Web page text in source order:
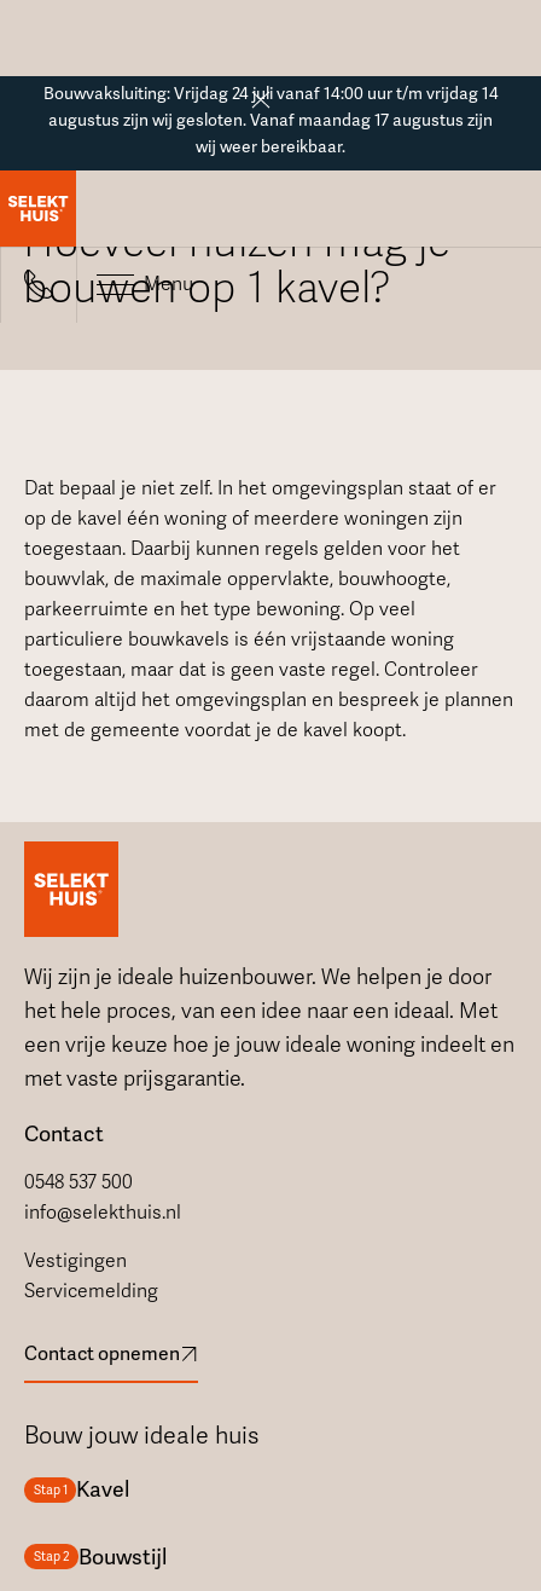
Bouwvaksluiting: Vrijdag 24 juli vanaf 14:00 uur t/m vrijdag 14
augustus zijn wij gesloten. Vanaf maandag 17 augustus zijn
wij weer bereikbaar.
Menu
Hoeveel huizen mag je
bouwen op 1 kavel?
Dat bepaal je niet zelf. In het omgevingsplan staat of er
op de kavel één woning of meerdere woningen zijn
toegestaan. Daarbij kunnen regels gelden voor het
bouwvlak, de maximale oppervlakte, bouwhoogte,
parkeerruimte en het type bewoning. Op veel
particuliere bouwkavels is één vrijstaande woning
toegestaan, maar dat is geen vaste regel. Controleer
daarom altijd het omgevingsplan en bespreek je plannen
met de gemeente voordat je de kavel koopt.
Wij zijn je ideale huizenbouwer. We helpen je door
het hele proces, van een idee naar een ideaal. Met
een vrije keuze hoe je jouw ideale woning indeelt en
met vaste prijsgarantie.
Contact
0548 537 500
info@selekthuis.nl
Vestigingen
Servicemelding
Contact opnemen
Bouw jouw ideale huis
Stap 1 Kavel
Stap 2 Bouwstijl